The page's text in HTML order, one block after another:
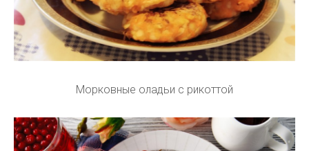
Морковные оладьи с рикоттой